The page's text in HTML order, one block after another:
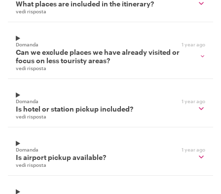
What places are included in the itinerary?
vedi risposta
Domanda 1 year ago
Can we exclude places we have already visited or
focus on less touristy areas?
vedi risposta
Domanda 1 year ago
Is hotel or station pickup included?
vedi risposta
Domanda 1 year ago
Is airport pickup available?
vedi risposta